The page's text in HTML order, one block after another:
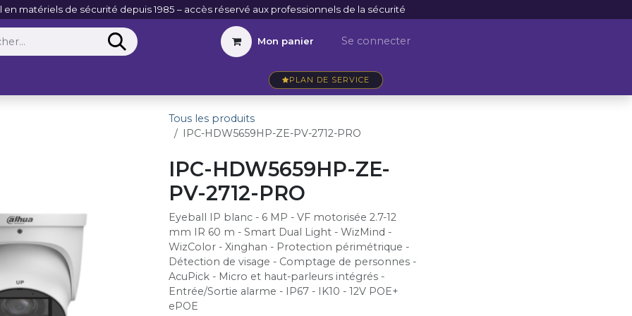
matériels de sécurité depuis 1985 – accès réservé aux professionnels de la sécurité
Mon panier Se connecter
PLAN DE SERVICE
Tous les produits
IPC-HDW5659HP-ZE-PV-2712-PRO
IPC-HDW5659HP-ZE-
PV-2712-PRO
Eyeball IP blanc - 6 MP - VF motorisée 2.7-12
mm IR 60 m - Smart Dual Light - WizMind -
WizColor - Xinghan - Protection périmétrique -
Détection de visage - Comptage de personnes -
AcuPick - Micro et haut-parleurs intégrés -
Entrée/Sortie alarme - IP67 - IK10 - 12V POE+
ePOE